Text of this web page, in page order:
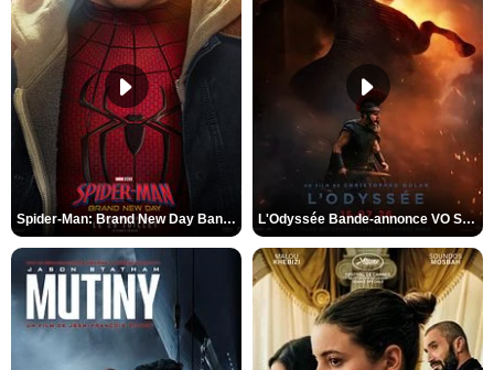
Spider-Man: Brand New Day Bande-annonce VO STFR L'Odyssée Bande-annonce VO STFR